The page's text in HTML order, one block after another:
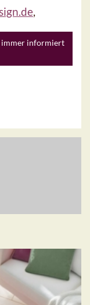
,
immer informiert